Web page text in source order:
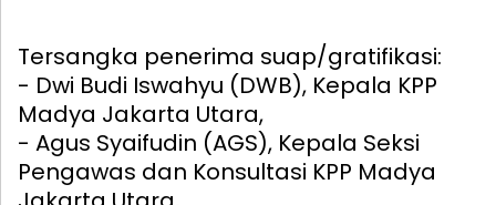
Tersangka penerima suap/gratifikasi:
- Dwi Budi Iswahyu (DWB), Kepala KPP
Madya Jakarta Utara,
- Agus Syaifudin (AGS), Kepala Seksi
Pengawas dan Konsultasi KPP Madya